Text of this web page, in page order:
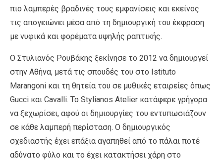
πιο λαμπερές βραδινές τους εμφανίσεις και εκείνος
τις απογειώνει μέσα από τη δημιουργική του έκφραση
με νυφικά και φορέματα υψηλής ραπτικής.
Ο Στυλιανός Ρουβάκης ξεκίνησε το 2012 να δημιουργεί
στην Αθήνα, μετά τις σπουδές του στο Istituto
Marangoni και τη θητεία του σε μυθικές εταιρείες όπως
Gucci και Cavalli. Το Stylianos Atelier κατάφερε γρήγορα
να ξεχωρίσει, αφού οι δημιουργίες του εντυπωσιάζουν
σε κάθε λαμπερή περίσταση. Ο δημιουργικός
σχεδιαστής έχει επάξια αγαπηθεί από το πάλαι ποτέ
αδύνατο φύλο και το έχει κατακτήσει χάρη στο